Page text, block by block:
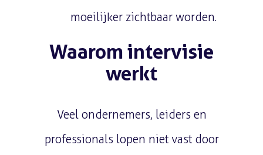
moeilijker zichtbaar worden.
Waarom intervisie
werkt
Veel ondernemers, leiders en
professionals lopen niet vast door